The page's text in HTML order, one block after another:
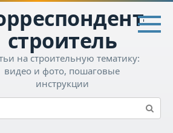
строитель
на строительную тематику:
видео и фото, пошаговые
инструкции